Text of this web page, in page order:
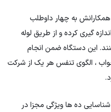
به چهار داوطلب
گیری کرده و از طریق لوله
این دستگاه ضمن انجام
، الگوی تنفس هر یک از شرکت
ده ها ویژگی مجزا در